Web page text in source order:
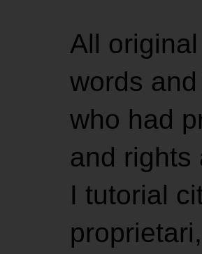
All
words
who had
and rights
I tutorial